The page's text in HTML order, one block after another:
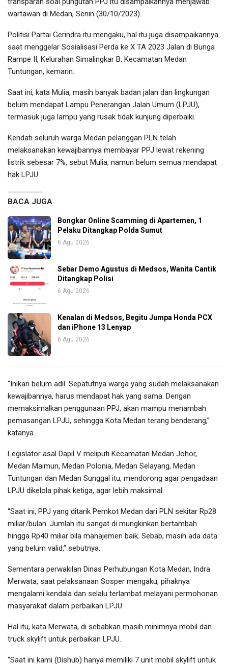
wartawan di Medan, Senin (30/10/2023).
Politisi Partai Gerindra itu mengaku, hal itu juga disampaikannya
saat menggelar Sosialisasi Perda ke X TA 2023 Jalan di Bunga
Rampe II, Kelurahan Simalingkar B, Kecamatan Medan
Tuntungan, kemarin.
Saat ini, kata Mulia, masih banyak badan jalan dan lingkungan
belum mendapat Lampu Penerangan Jalan Umum (LPJU),
termasuk juga lampu yang rusak tidak kunjung diperbaiki.
Kendati seluruh warga Medan pelanggan PLN telah
melaksanakan kewajibannya membayar PPJ lewat rekening
listrik sebesar 7%, sebut Mulia, namun belum semua mendapat
hak LPJU.
BACA JUGA
Bongkar Online Scamming di Apartemen, 1
Pelaku Ditangkap Polda Sumut
6 Agu 2026
Sebar Demo Agustus di Medsos, Wanita Cantik
Ditangkap Polisi
6 Agu 2026
Kenalan di Medsos, Begitu Jumpa Honda PCX
dan iPhone 13 Lenyap
6 Agu 2026
“Inikan belum adil. Sepatutnya warga yang sudah melaksanakan
kewajibannya, harus mendapat hak yang sama. Dengan
memaksimalkan penggunaan PPJ, akan mampu menambah
pemasangan LPJU, sehingga Kota Medan terang benderang,”
katanya.
Legislator asal Dapil V meliputi Kecamatan Medan Johor,
Medan Maimun, Medan Polonia, Medan Selayang, Medan
Tuntungan dan Medan Sunggal itu, mendorong agar pengadaan
LPJU dikelola pihak ketiga, agar lebih maksimal.
“Saat ini, PPJ yang ditarik Pemkot Medan dari PLN sekitar Rp28
miliar/bulan. Jumlah itu sangat di mungkinkan bertambah
hingga Rp40 miliar bila manajemen baik. Sebab, masih ada data
yang belum valid,” sebutnya.
Sementara perwakilan Dinas Perhubungan Kota Medan, Indra
Merwata, saat pelaksanaan Sosper mengaku, pihaknya
mengalami kendala dan selalu terlambat melayani permohonan
masyarakat dalam perbaikan LPJU.
Hal itu, kata Merwata, di sebabkan masih minimnya mobil dan
truck skylift untuk perbaikan LPJU.
“Saat ini kami (Dishub) hanya memiliki 7 unit mobil skylift untuk